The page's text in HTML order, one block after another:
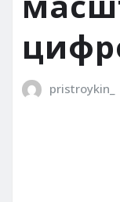
pristroykin_